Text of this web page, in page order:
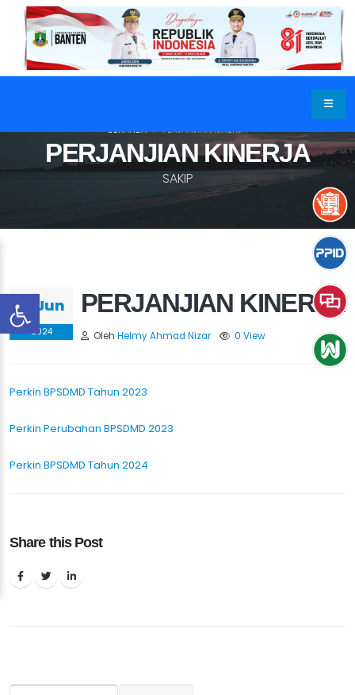
PERJANJIAN KINERJA
SAKIP
BERANDA PERJANJIAN KINERJA
18 Jun
2024
PERJANJIAN KINERJA
Oleh Helmy Ahmad Nizar 0 View
Perkin BPSDMD Tahun 2023
Perkin Perubahan BPSDMD 2023
Perkin BPSDMD Tahun 2024
Share this Post